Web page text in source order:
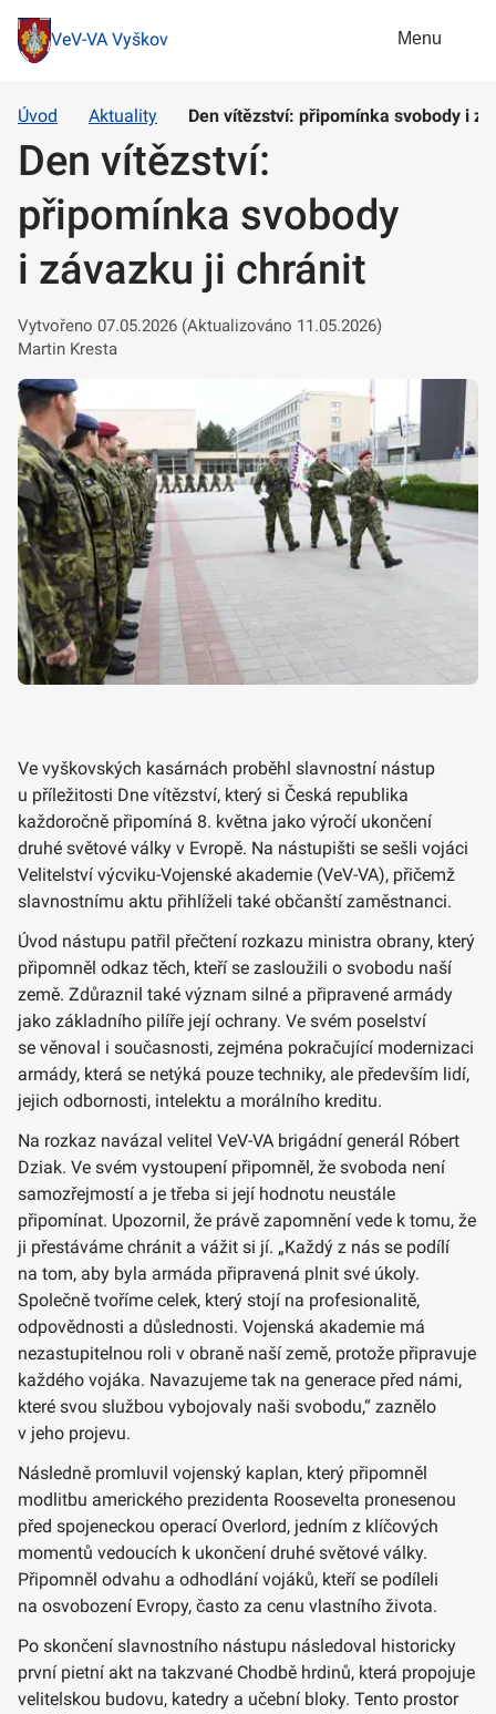
VeV-VA Vyškov Menu
Úvod Aktuality Den vítězství: připomínka svobody i
Den vítězství:
připomínka svobody
i závazku ji chránit
Vytvořeno 07.05.2026 (Aktualizováno 11.05.2026)
Martin Kresta
Ve vyškovských kasárnách proběhl slavnostní nástup
u příležitosti Dne vítězství, který si Česká republika
každoročně připomíná 8. května jako výročí ukončení
druhé světové války v Evropě. Na nástupišti se sešli vojáci
Velitelství výcviku-Vojenské akademie (VeV-VA), přičemž
slavnostnímu aktu přihlíželi také občanští zaměstnanci.
Úvod nástupu patřil přečtení rozkazu ministra obrany, který
připomněl odkaz těch, kteří se zasloužili o svobodu naší
země. Zdůraznil také význam silné a připravené armády
jako základního pilíře její ochrany. Ve svém poselství
se věnoval i současnosti, zejména pokračující modernizaci
armády, která se netýká pouze techniky, ale především lidí,
jejich odbornosti, intelektu a morálního kreditu.
Na rozkaz navázal velitel VeV-VA brigádní generál Róbert
Dziak. Ve svém vystoupení připomněl, že svoboda není
samozřejmostí a je třeba si její hodnotu neustále
připomínat. Upozornil, že právě zapomnění vede k tomu, že
ji přestáváme chránit a vážit si jí. „Každý z nás se podílí
na tom, aby byla armáda připravená plnit své úkoly.
Společně tvoříme celek, který stojí na profesionalitě,
odpovědnosti a důslednosti. Vojenská akademie má
nezastupitelnou roli v obraně naší země, protože připravuje
každého vojáka. Navazujeme tak na generace před námi,
které svou službou vybojovaly naši svobodu,“ zaznělo
v jeho projevu.
Následně promluvil vojenský kaplan, který připomněl
modlitbu amerického prezidenta Roosevelta pronesenou
před spojeneckou operací Overlord, jedním z klíčových
momentů vedoucích k ukončení druhé světové války.
Připomněl odvahu a odhodlání vojáků, kteří se podíleli
na osvobození Evropy, často za cenu vlastního života.
Po skončení slavnostního nástupu následoval historicky
první pietní akt na takzvané Chodbě hrdinů, která propojuje
velitelskou budovu, katedry a učební bloky. Tento prostor